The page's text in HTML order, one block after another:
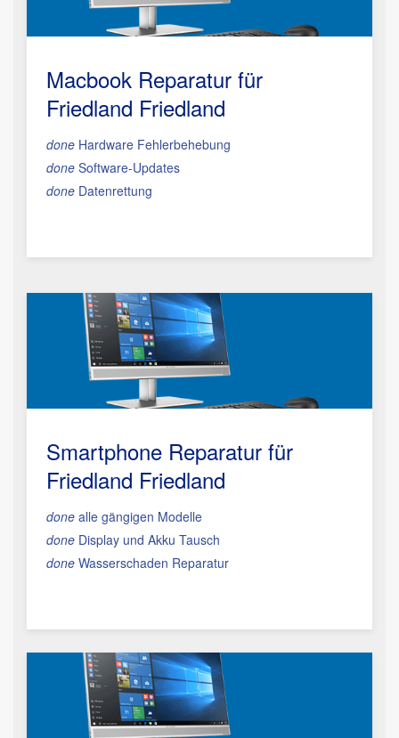
Macbook Reparatur für
Friedland Friedland
done Hardware Fehlerbehebung
done Software-Updates
done Datenrettung
Smartphone Reparatur für
Friedland Friedland
done alle gängigen Modelle
done Display und Akku Tausch
done Wasserschaden Reparatur